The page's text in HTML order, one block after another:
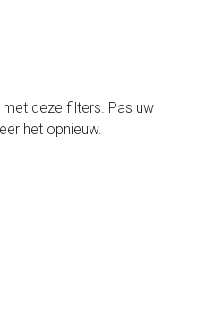
deze filters. Pas uw
het opnieuw.